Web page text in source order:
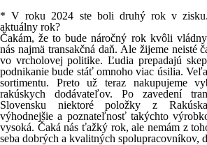
* V roku 2024 ste boli druhý rok v
aktuálny rok?
Čakám, že to bude náročný rok kvôli
nás najmä transakčná daň. Ale žijeme neisté
vo vrcholovej politike. Ľudia prepadajú
podnikanie bude stáť omnoho viac úsilia.
sortimentu. Preto už teraz nakupujeme
rakúskych dodávateľov. Po zavedení
Slovensku niektoré položky z
výhodnejšie a poznateľnosť takýchto
vysoká. Čaká nás ťažký rok, ale nemám z
seba dobrých a kvalitných spolupracovníkov,